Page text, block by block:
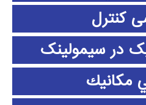
کنترل
در سیمولینک
مكانيك